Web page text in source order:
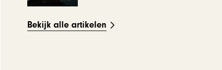
Bekijk alle artikelen